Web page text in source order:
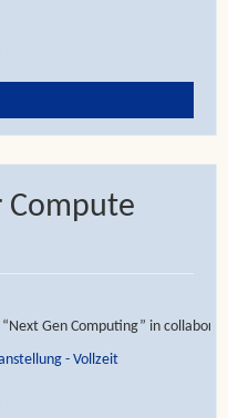
Compute
Gen Computing” in
- Vollzeit